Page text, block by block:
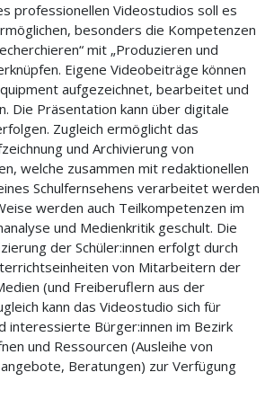
professionellen Videostudios soll es
besonders die Kompetenzen
mit „Produzieren und
Eigene Videobeiträge können
aufgezeichnet, bearbeitet und
Die Präsentation kann über digitale
Zugleich ermöglicht das
und Archivierung von
welche zusammen mit redaktionellen
Schulfernsehens verarbeitet werden
werden auch Teilkompetenzen im
und Medienkritik geschult. Die
der Schüler:innen erfolgt durch
von Mitarbeitern der
(und Freiberuflern aus der
kann das Videostudio sich für
interessierte Bürger:innen im Bezirk
und Ressourcen (Ausleihe von
Beratungen) zur Verfügung